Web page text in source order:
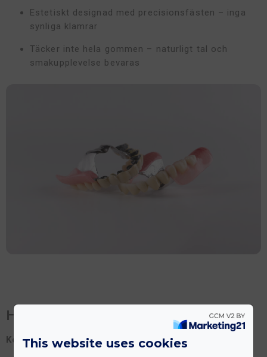
Estetiskt designad med precisionsfästen – inga
synliga klamrar
Täcker inte hela gommen – naturligt tal och
smakupplevelse bevaras
Hur går behandlingen till?
Konsultation och planering
This website uses cookies